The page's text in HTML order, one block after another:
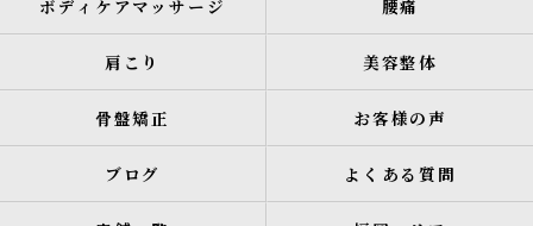
ボディケアマッサージ 腰痛
肩こり 美容整体
骨盤矯正 お客様の声
ブログ よくある質問